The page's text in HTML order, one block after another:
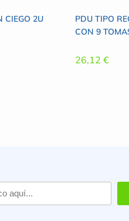
CIEGO 2U
PDU TIPO
CON 9
26,12€